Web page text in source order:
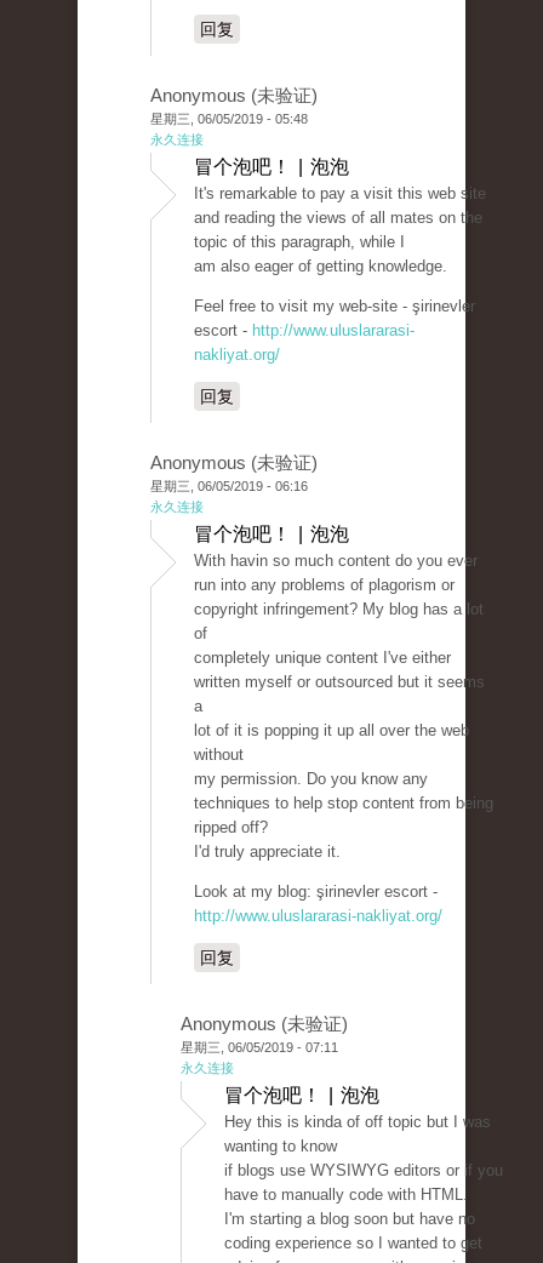
回复
Anonymous (未验证)
星期三, 06/05/2019 - 05:48
永久连接
冒个泡吧！ | 泡泡
It's remarkable to pay a visit this web site
and reading the views of all mates on the
topic of this paragraph, while I
am also eager of getting knowledge.
Feel free to visit my web-site - şirinevler
escort - http://www.uluslararasi-
nakliyat.org/
回复
Anonymous (未验证)
星期三, 06/05/2019 - 06:16
永久连接
冒个泡吧！ | 泡泡
With havin so much content do you ever
run into any problems of plagorism or
copyright infringement? My blog has a lot
of
completely unique content I've either
written myself or outsourced but it seems
a
lot of it is popping it up all over the web
without
my permission. Do you know any
techniques to help stop content from being
ripped off?
I'd truly appreciate it.
Look at my blog: şirinevler escort -
http://www.uluslararasi-nakliyat.org/
回复
Anonymous (未验证)
星期三, 06/05/2019 - 07:11
永久连接
冒个泡吧！ | 泡泡
Hey this is kinda of off topic but I was
wanting to know
if blogs use WYSIWYG editors or if you
have to manually code with HTML.
I'm starting a blog soon but have no
coding experience so I wanted to get